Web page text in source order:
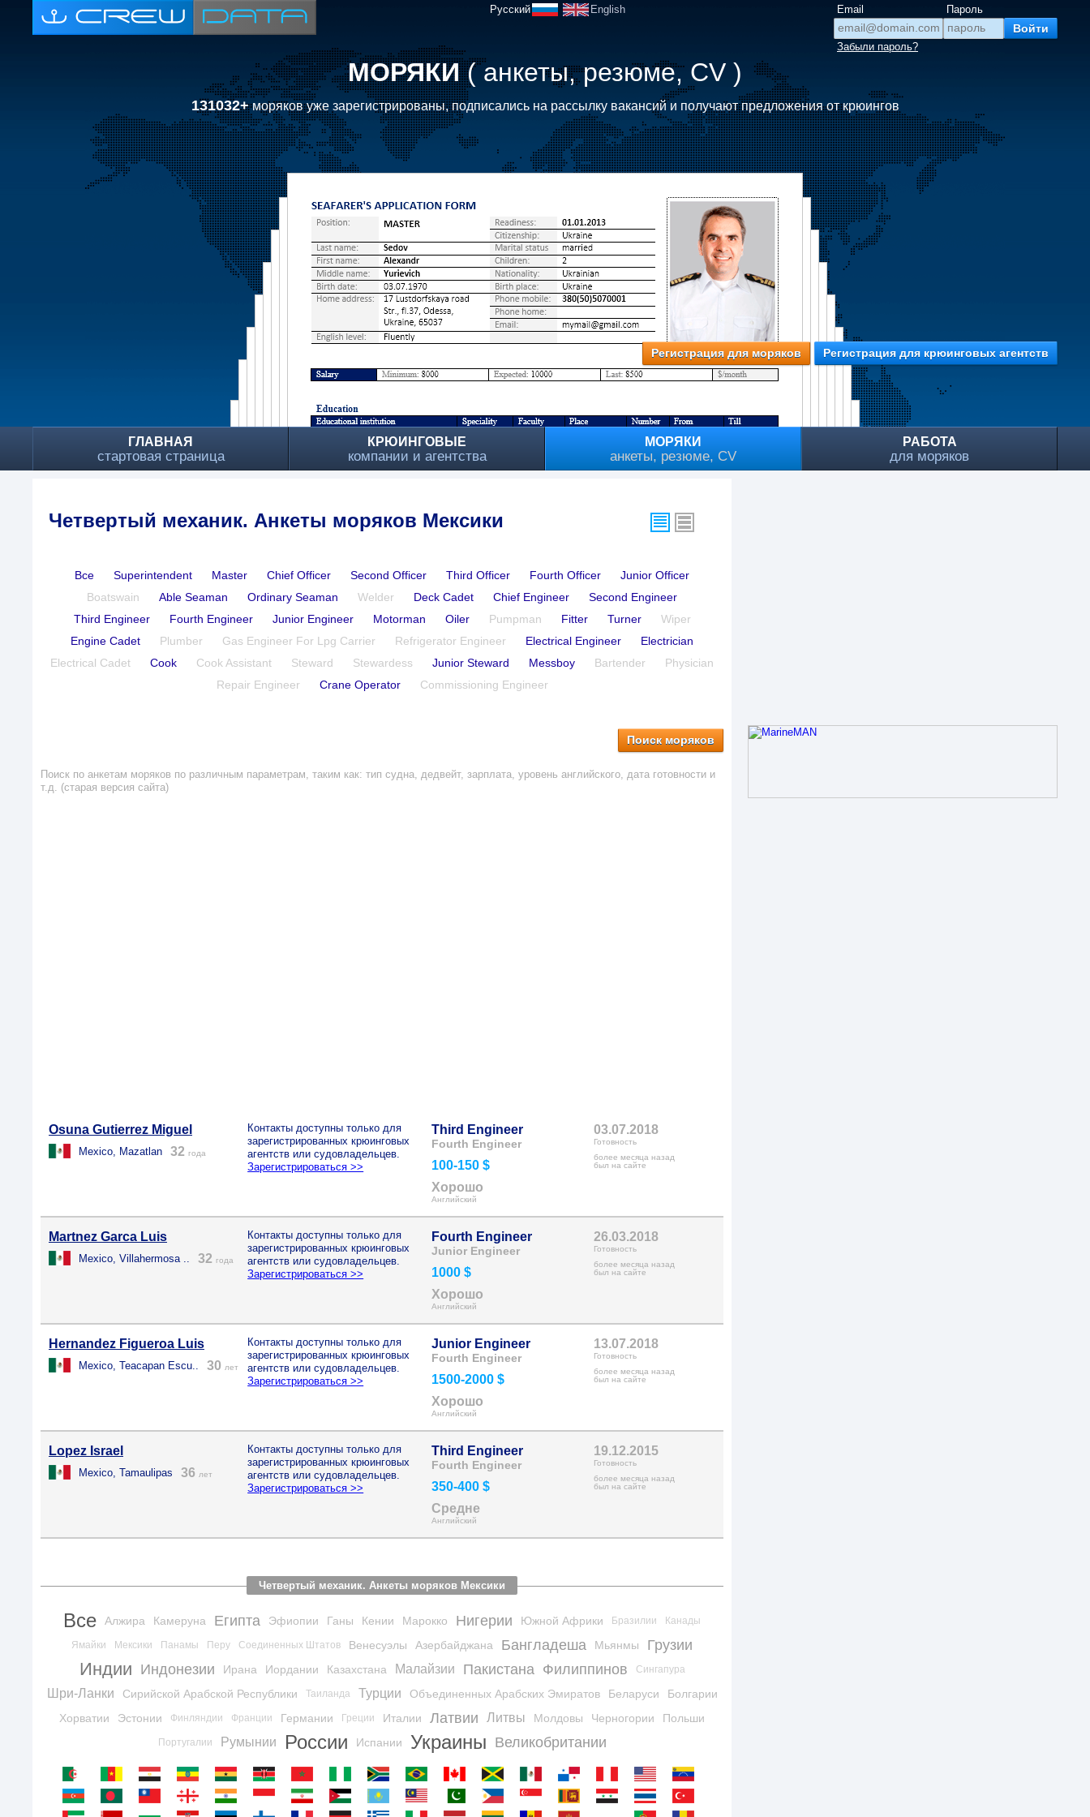
Русский English Email Пароль
Забыли пароль?
МОРЯКИ( анкеты, резюме, CV )
131032+моряков уже зарегистрированы, подписались на рассылку вакансий и получают предложения от крюингов
Регистрация для моряков Регистрация для крюинговых агентств
ГЛАВНАЯ
стартовая страница
КРЮИНГОВЫЕ
компании и агентства
МОРЯКИ
анкеты, резюме, CV
РАБОТА
для моряков
Четвертый механик. Анкеты моряков Мексики
Все Superintendent Master Chief Officer Second Officer Third Officer Fourth Officer
Junior Officer
Boatswain
Able Seaman Ordinary Seaman Welder Deck Cadet Chief Engineer
Second Engineer
Third Engineer
Fourth Engineer Junior Engineer Motorman Oiler Pumpman Fitter Turner
Wiper
Engine Cadet
Plumber Gas Engineer For Lpg Carrier Refrigerator Engineer Electrical Engineer
Electrician
Electrical Cadet
Cook Cook Assistant Steward Stewardess Junior Steward Messboy Bartender
Physician
Repair Engineer
Crane Operator Commissioning Engineer
Поиск моряков
Поиск по анкетам моряков по различным параметрам, таким как: тип судна, дедвейт, зарплата, уровень английского, дата готовности и
т.д. (старая версия сайта)
Osuna Gutierrez Miguel
Mexico, Mazatlan 32 года
Контакты доступны только для
зарегистрированных крюинговых
агентств или судовладельцев.
Зарегистрироваться >>
Third Engineer
Fourth Engineer
100-150 $
Хорошо
Английский
03.07.2018
Готовность
более месяца назад
был на сайте
Martnez Garca Luis
Mexico, Villahermosa .. 32 года
Контакты доступны только для
зарегистрированных крюинговых
агентств или судовладельцев.
Зарегистрироваться >>
Fourth Engineer
Junior Engineer
1000 $
Хорошо
Английский
26.03.2018
Готовность
более месяца назад
был на сайте
Hernandez Figueroa Luis
Mexico, Teacapan Escu.. 30 лет
Контакты доступны только для
зарегистрированных крюинговых
агентств или судовладельцев.
Зарегистрироваться >>
Junior Engineer
Fourth Engineer
1500-2000 $
Хорошо
Английский
13.07.2018
Готовность
более месяца назад
был на сайте
Lopez Israel
Mexico, Tamaulipas 36 лет
Контакты доступны только для
зарегистрированных крюинговых
агентств или судовладельцев.
Зарегистрироваться >>
Third Engineer
Fourth Engineer
350-400 $
Средне
Английский
19.12.2015
Готовность
более месяца назад
был на сайте
Четвертый механик. Анкеты моряков Мексики
Все Алжира Камеруна Египта Эфиопии Ганы Кении Марокко Нигерии Южной Африки Бразилии Канады
Ямайки Мексики Панамы Перу Соединенных Штатов Венесуэлы Азербайджана Бангладеша Мьянмы Грузии
Индии Индонезии Ирана Иордании Казахстана Малайзии Пакистана Филиппинов Сингапура
Шри-Ланки Сирийской Арабской Республики Таиланда Турции Объединенных Арабских Эмиратов Беларуси
Болгарии
Хорватии
Эстонии Финляндии Франции Германии Греции Италии Латвии Литвы Молдовы Черногории Польши
Португалии Румынии России Испании Украины Великобритании